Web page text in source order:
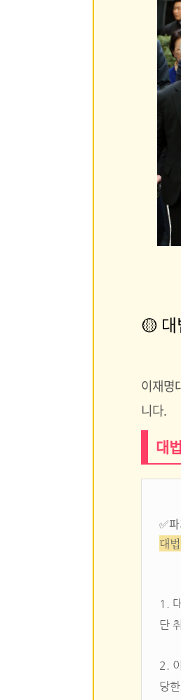
🟡
이재명
니다.
대
✅
대
1.
단
2.
당